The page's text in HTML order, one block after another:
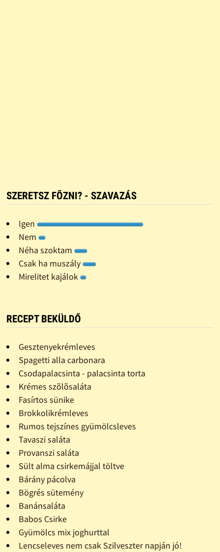
SZERETSZ FÕZNI? - SZAVAZÁS
Igen
Nem
Néha szoktam
Csak ha muszály
Mirelitet kajálok
RECEPT BEKÜLDŐ
Gesztenyekrémleves
Spagetti alla carbonara
Csodapalacsinta - palacsinta torta
Krémes szõlõsaláta
Fasírtos sünike
Brokkolikrémleves
Rumos tejszínes gyümölcsleves
Tavaszi saláta
Provanszi saláta
Sült alma csirkemájjal töltve
Bárány pácolva
Bögrés sütemény
Banánsaláta
Babos Csirke
Gyümölcs mix joghurttal
Lencseleves nem csak Szilveszter napján jó!